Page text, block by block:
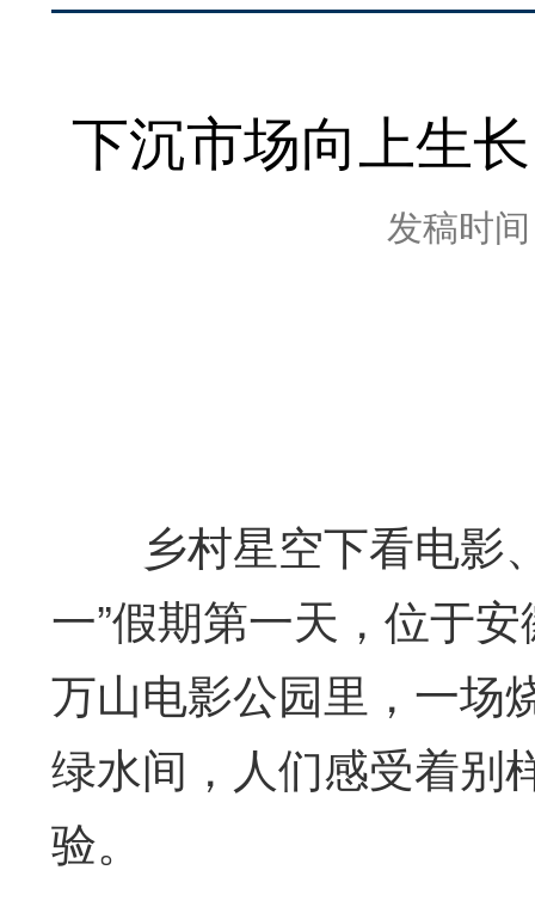
下沉市场向上生
发稿时
乡村星空下看电影、
一”假期第一天，位于
万山电影公园里，一场
绿水间，人们感受着别
验。